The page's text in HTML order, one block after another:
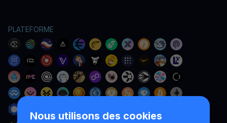
Nous utilisons des cookies
PLATEFORME